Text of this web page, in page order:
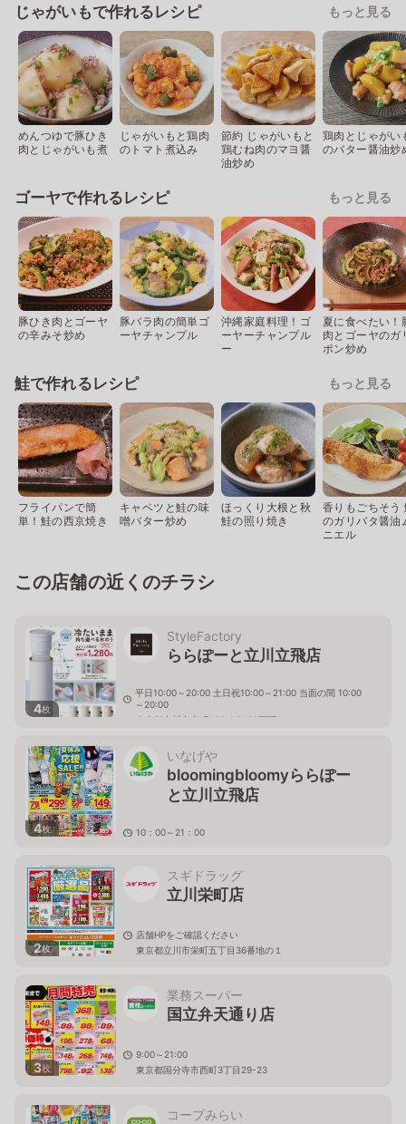
じゃがいもで作れるレシピ もっと見る
めんつゆで豚ひき
肉とじゃがいも煮
じゃがいもと鶏肉
のトマト煮込み
節約 じゃがいもと
鶏むね肉のマヨ醤
油炒め
鶏肉とじゃがい
のバター醤油炒
ゴーヤで作れるレシピ もっと見る
豚ひき肉とゴーヤ
の辛みそ炒め
豚バラ肉の簡単ゴ
ーヤチャンプル
沖縄家庭料理！ゴ
ーヤーチャンプル
ー
夏に食べたい！
肉とゴーヤのガ
ポン炒め
鮭で作れるレシピ もっと見る
フライパンで簡
単！鮭の西京焼き
キャベツと鮭の味
噌バター炒め
ほっくり大根と秋
鮭の照り焼き
香りもごちそう
のガリバタ醤油
ニエル
この店舗の近くのチラシ
4枚
StyleFactory
ららぽーと立川立飛店
平日10:00～20:00 土日祝10:00～21:00 当面の間 10:00
～20:00
東京都立川市泉町935-1 2060区画
4枚
いなげや
bloomingbloomyららぽー
と立川立飛店
10：00～21：00
2枚
スギドラッグ
立川栄町店
店舗HPをご確認ください
東京都立川市栄町五丁目36番地の１
3枚
業務スーパー
国立弁天通り店
9:00～21:00
東京都国分寺市西町3丁目29-23
コープみらい